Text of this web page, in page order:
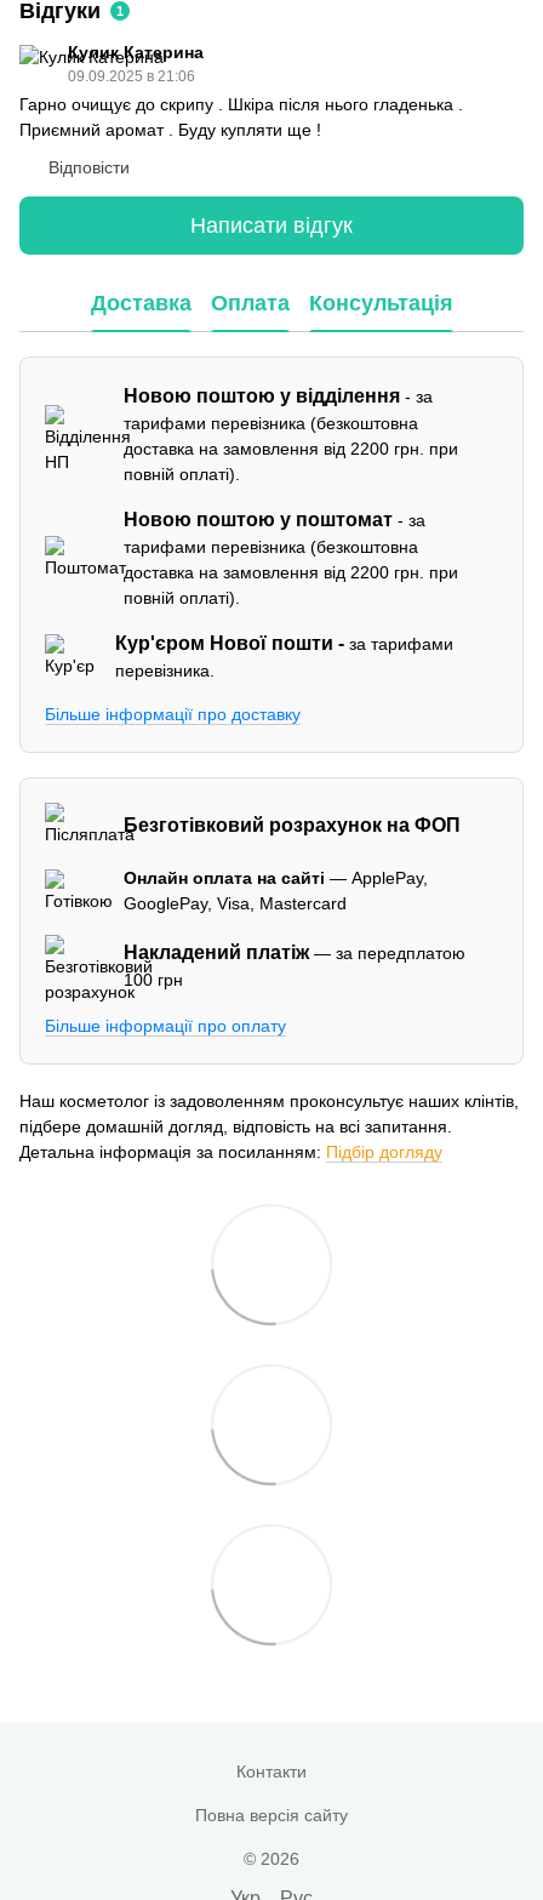
Відгуки 1
Кулик Катерина
09.09.2025 в 21:06
Гарно очищує до скрипу . Шкіра після нього гладенька .
Приємний аромат . Буду купляти ще !
Відповісти
Написати відгук
Доставка Оплата Консультація
Новою поштою у відділення - за
тарифами перевізника (безкоштовна
доставка на замовлення від 2200 грн. при
повній оплаті).
Новою поштою у поштомат - за
тарифами перевізника (безкоштовна
доставка на замовлення від 2200 грн. при
повній оплаті).
Кур'єром Нової пошти -за тарифами
перевізника.
Більше інформації про доставку
Безготівковий розрахунок на ФОП
Онлайн оплата на сайті — ApplePay,
GooglePay, Visa, Mastercard
Накладений платіж— за передплатою
100 грн
Більше інформації про оплату
Наш косметолог із задоволенням проконсультує наших клінтів,
підбере домашній догляд, відповість на всі запитання.
Детальна інформація за посиланням: Підбір догляду
Контакти
Повна версія сайту
© 2026